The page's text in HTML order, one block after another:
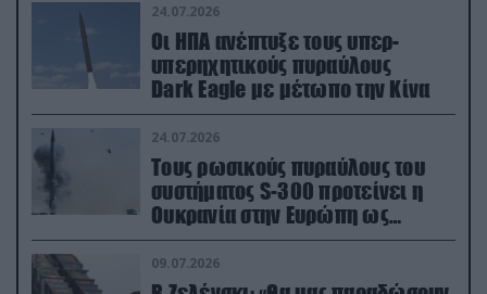
24.07.2026
Οι ΗΠΑ ανέπτυξε τους υπερ-
υπερηχητικούς πυραύλους
Dark Eagle με μέτωπο την Κίνα
24.07.2026
Τους ρωσικούς πυραύλους του
συστήματος S-300 προτείνει η
Ουκρανία στην Ευρώπη ως
αντιβαλλιστικό σύστημα
09.07.2026